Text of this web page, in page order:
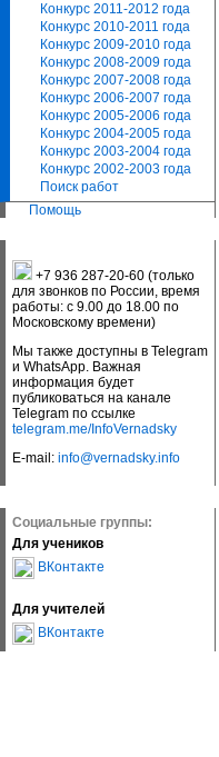
Конкурс 2011-2012 года
Конкурс 2010-2011 года
Конкурс 2009-2010 года
Конкурс 2008-2009 года
Конкурс 2007-2008 года
Конкурс 2006-2007 года
Конкурс 2005-2006 года
Конкурс 2004-2005 года
Конкурс 2003-2004 года
Конкурс 2002-2003 года
Поиск работ
Помощь
+7 936 287-20-60 (только
для звонков по России, время
работы: с 9.00 до 18.00 по
Московскому времени)
Мы также доступны в Telegram
и WhatsApp. Важная
информация будет
публиковаться на канале
Telegram по ссылке
telegram.me/InfoVernadsky
E-mail: info@vernadsky.info
Социальные группы:
Для учеников
ВКонтакте
Для учителей
ВКонтакте